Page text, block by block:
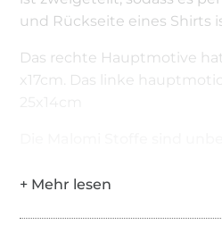
und Rückseite eines Shirts
Das rechte Hauptmotive
x17cm. Das linke